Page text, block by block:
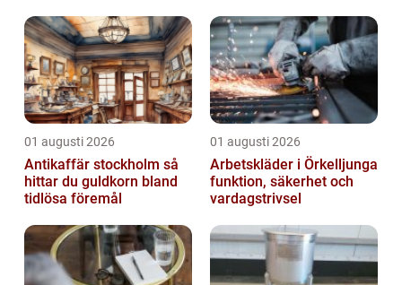
01 augusti 2026
Antikaffär stockholm så
hittar du guldkorn bland
tidlösa föremål
01 augusti 2026
Arbetskläder i Örkelljunga
funktion, säkerhet och
vardagstrivsel